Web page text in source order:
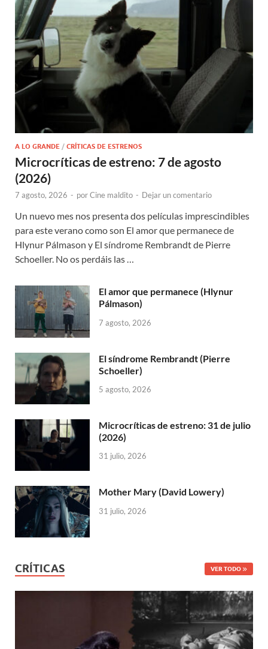
A LO GRANDE / CRÍTICAS DE ESTRENOS
Microcríticas de estreno: 7 de agosto
(2026)
7 agosto, 2026 - porCine maldito - Dejar un comentario
Un nuevo mes nos presenta dos películas imprescindibles
para este verano como son El amor que permanece de
Hlynur Pálmason y El síndrome Rembrandt de Pierre
Schoeller. No os perdáis las …
El amor que permanece (Hlynur
Pálmason)
7 agosto, 2026
El síndrome Rembrandt (Pierre
Schoeller)
5 agosto, 2026
Microcríticas de estreno: 31 de julio
(2026)
31 julio, 2026
Mother Mary (David Lowery)
31 julio, 2026
CRÍTICAS VER TODO